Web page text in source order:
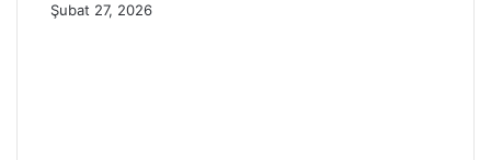
Şubat 27, 2026